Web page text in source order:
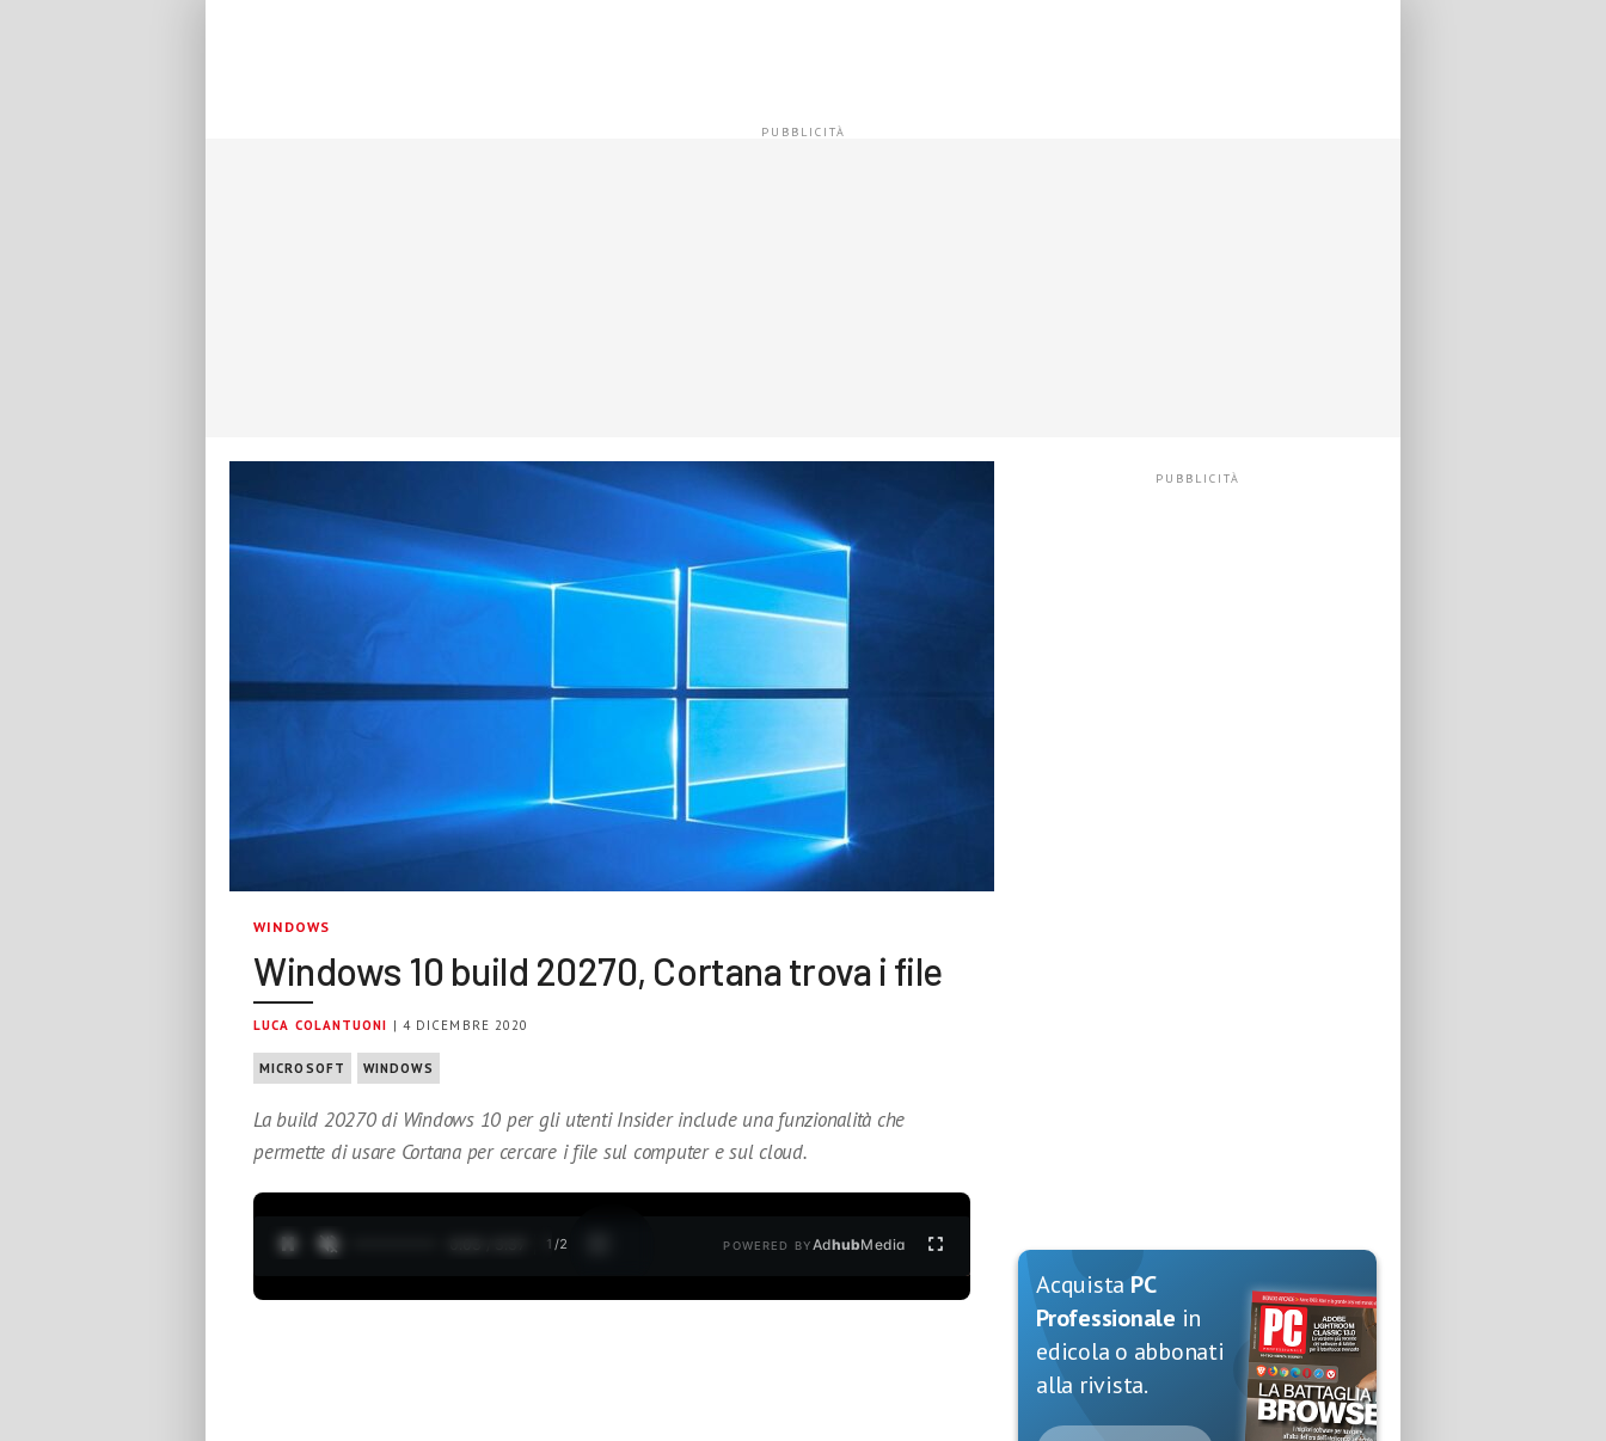
WINDOWS
Windows 10 build 20270, Cortana trova i file
LUCA COLANTUONI | 4 DICEMBRE 2020
MICROSOFT WINDOWS
La build 20270 di Windows 10 per gli utenti Insider include una funzionalità che
permette di usare Cortana per cercare i file sul computer e sul cloud.
1 /2 POWERED BYAdhubMedia
Acquista PC
Professionale in
edicola o abbonati
alla rivista.